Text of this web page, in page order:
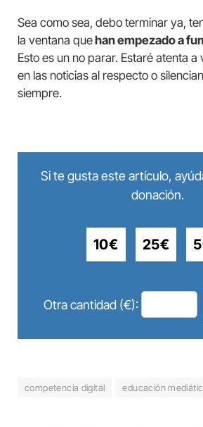
Sea como sea, debo terminar ya,
la ventana quehan empezado a
Esto es un no parar. Estaré atenta a
en las noticias al respecto o
siempre.
Si te gusta este artículo,
donación.
10€ 25€
Otra cantidad (€):
competencia digital educación